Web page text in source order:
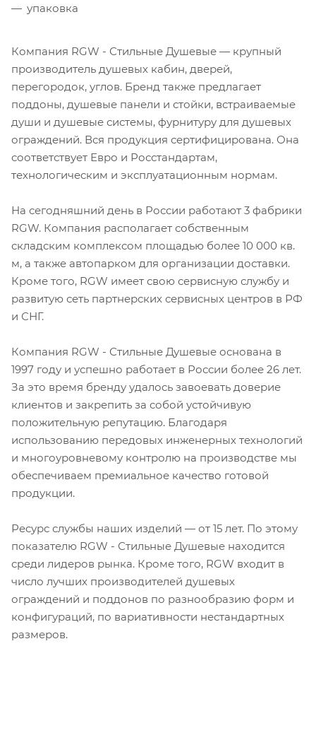
упаковка
Компания RGW - Стильные Душевые — крупный
производитель душевых кабин, дверей,
перегородок, углов. Бренд также предлагает
поддоны, душевые панели и стойки, встраиваемые
души и душевые системы, фурнитуру для душевых
ограждений. Вся продукция сертифицирована. Она
соответствует Евро и Росстандартам,
технологическим и эксплуатационным нормам.
На сегодняшний день в России работают 3 фабрики
RGW. Компания располагает собственным
складским комплексом площадью более 10 000 кв.
м, а также автопарком для организации доставки.
Кроме того, RGW имеет свою сервисную службу и
развитую сеть партнерских сервисных центров в РФ
и СНГ.
Компания RGW - Стильные Душевые основана в
1997 году и успешно работает в России более 26 лет.
За это время бренду удалось завоевать доверие
клиентов и закрепить за собой устойчивую
положительную репутацию. Благодаря
использованию передовых инженерных технологий
и многоуровневому контролю на производстве мы
обеспечиваем премиальное качество готовой
продукции.
Ресурс службы наших изделий — от 15 лет. По этому
показателю RGW - Стильные Душевые находится
среди лидеров рынка. Кроме того, RGW входит в
число лучших производителей душевых
ограждений и поддонов по разнообразию форм и
конфигураций, по вариативности нестандартных
размеров.